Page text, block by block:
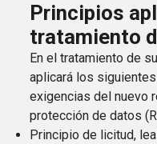
Principios
tratamiento
En el tratamiento de
aplicará los
exigencias del nuevo
protección de datos
Principio de licitud,